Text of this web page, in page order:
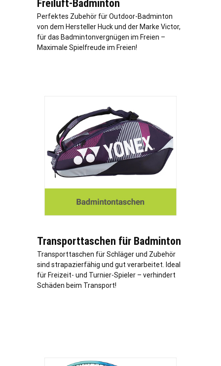
Freiluft-Badminton
Perfektes Zubehör für Outdoor-Badminton
von dem Hersteller Huck und der Marke Victor,
für das Badmintonvergnügen im Freien –
Maximale Spielfreude im Freien!
Transporttaschen für Badminton
Transporttaschen für Schläger und Zubehör
sind strapazierfähig und gut verarbeitet. Ideal
für Freizeit- und Turnier-Spieler – verhindert
Schäden beim Transport!